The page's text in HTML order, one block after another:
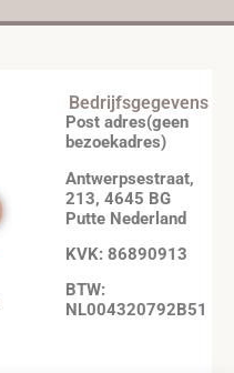
Bedrijfsgegevens
Post adres(geen
bezoekadres)
Antwerpsestraat,
213, 4645 BG
Putte Nederland
KVK: 86890913
BTW:
NL004320792B51